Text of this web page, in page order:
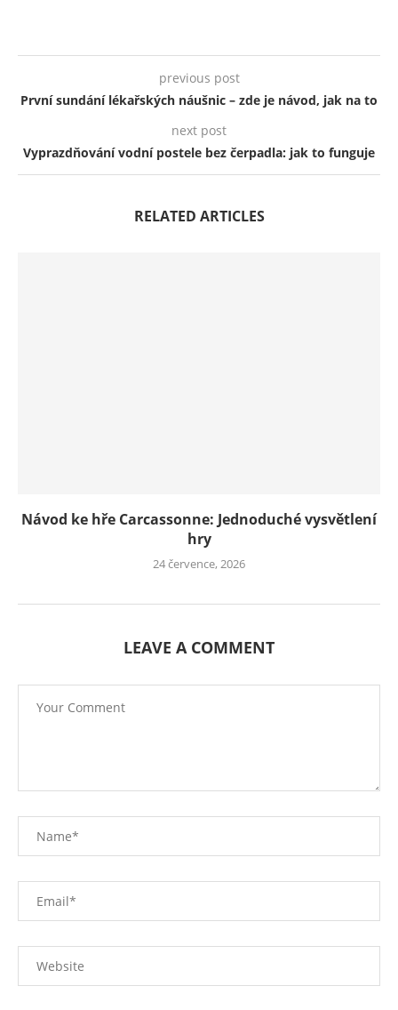
previous post
První sundání lékařských náušnic – zde je návod, jak na to
next post
Vyprazdňování vodní postele bez čerpadla: jak to funguje
RELATED ARTICLES
Návod ke hře Carcassonne: Jednoduché vysvětlení
hry
24 července, 2026
LEAVE A COMMENT